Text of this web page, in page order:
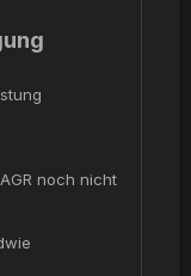
noch nicht